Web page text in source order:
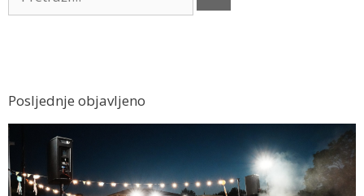
Posljednje objavljeno